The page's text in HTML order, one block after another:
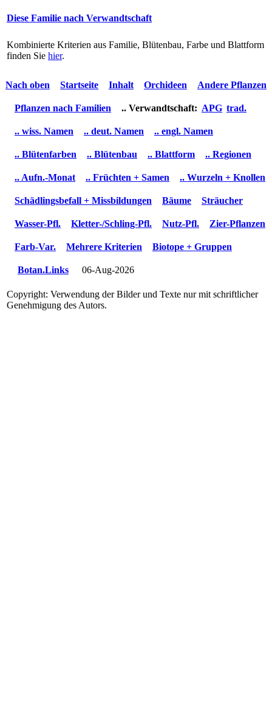
Diese Familie nach Verwandtschaft
Kombinierte Kriterien aus Familie, Blütenbau, Farbe und Blattform
finden Sie hier.
Nach oben Startseite Inhalt Orchideen Andere Pflanzen
Pflanzen nach Familien .. Verwandtschaft: APG trad.
.. wiss. Namen .. deut. Namen .. engl. Namen
.. Blütenfarben .. Blütenbau .. Blattform .. Regionen
.. Aufn.-Monat .. Früchten + Samen .. Wurzeln + Knollen
Schädlingsbefall + Missbildungen Bäume Sträucher
Wasser-Pfl. Kletter-/Schling-Pfl. Nutz-Pfl. Zier-Pflanzen
Farb-Var. Mehrere Kriterien Biotope + Gruppen
Botan.Links 06-Aug-2026
Copyright: Verwendung der Bilder und Texte nur mit schriftlicher
Genehmigung des Autors.